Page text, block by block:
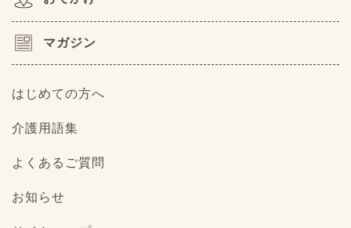
マガジン
はじめての方へ
介護用語集
よくあるご質問
お知らせ